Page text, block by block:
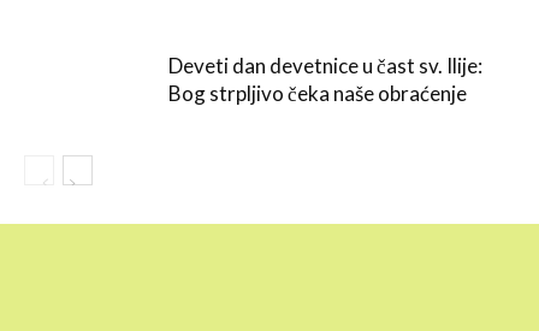
Deveti dan devetnice u čast sv. Ilije:
Bog strpljivo čeka naše obraćenje